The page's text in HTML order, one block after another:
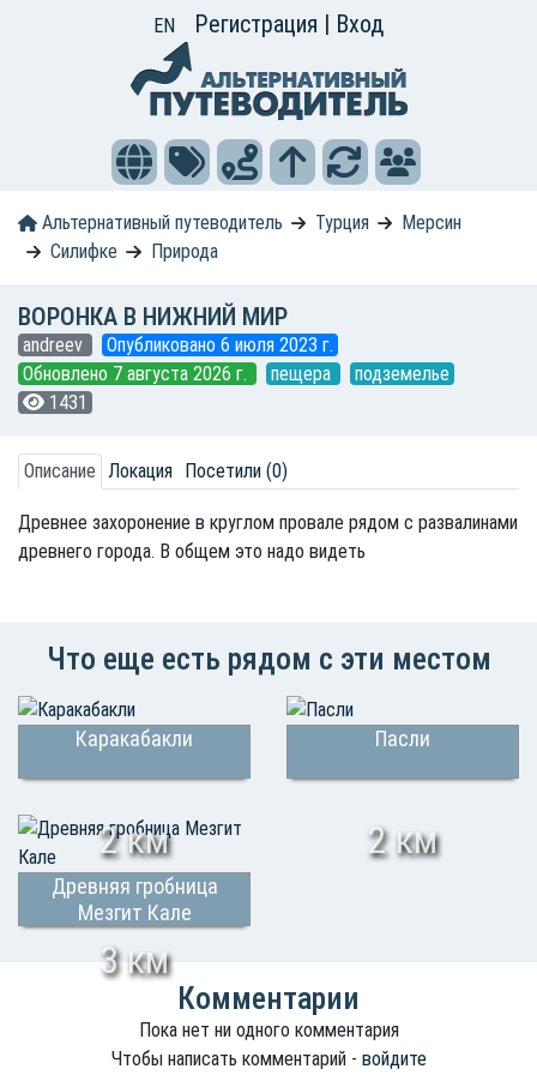
EN Регистрация | Вход
Альтернативный путеводитель Турция
Мерсин
Силифке
Природа
ВОРОНКА В НИЖНИЙ МИР
andreev
Опубликовано 6 июля 2023 г.
Обновлено 7 августа 2026 г.
пещера
подземелье
1431
Описание Локация Посетили (0)
Древнее захоронение в круглом провале рядом с развалинами
древнего города. В общем это надо видеть
Что еще есть рядом с эти местом
Каракабакли
2 км
Пасли
2 км
Древняя гробница
Мезгит Кале
3 км
Комментарии
Пока нет ни одного комментария
Чтобы написать комментарий - войдите